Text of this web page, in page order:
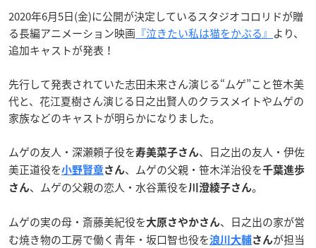
2020年6月5日(金)に公開が決定しているスタジオコロリドが贈
る長編アニメーション映画 『泣きたい私は猫をかぶる』 より、
追加キャストが発表！
先行して発表されていた志田未来さん演じる“ムゲ”こと笹木美
代と、花江夏樹さん演じる日之出賢人のクラスメイトやムゲの
家族などのキャストが明らかになりました。
ムゲの友人・深瀬頼子役を寿美菜子さん、日之出の友人・伊佐
美正道役を小野賢章さん、ムゲの父親・笹木洋治役を千葉進歩
さん、ムゲの父親の恋人・水谷薫役を 川澄綾子さん。
ムゲの実の母・斎藤美紀役を大原さやかさん、日之出の家が営
む焼き物の工房で働く青年・坂口智也役を浪川大輔さんが担当